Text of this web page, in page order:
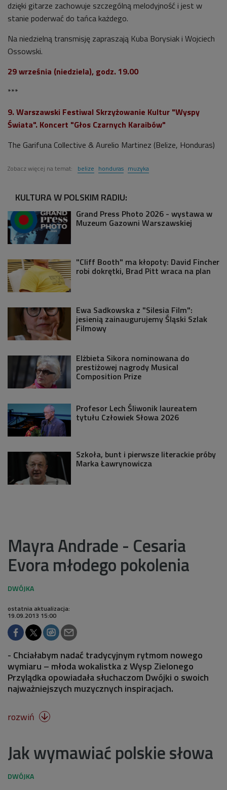
dzięki gitarze zachowuje szczególną melodyjność i jest w
stanie poderwać do tańca każdego.
Na niedzielną transmisję zapraszają Kuba Borysiak i Wojciech
Ossowski.
29 września (niedziela), godz. 19.00
***
9. Warszawski Festiwal Skrzyżowanie Kultur "Wyspy
Świata". Koncert "Głos Czarnych Karaibów"
The Garifuna Collective & Aurelio Martinez (Belize, Honduras)
Zobacz więcej na temat: belize honduras muzyka
KULTURA W POLSKIM RADIU:
Grand Press Photo 2026 - wystawa w
Muzeum Gazowni Warszawskiej
"Cliff Booth" ma kłopoty: David Fincher
robi dokrętki, Brad Pitt wraca na plan
Ewa Sadkowska z "Silesia Film":
jesienią zainaugurujemy Śląski Szlak
Filmowy
Elżbieta Sikora nominowana do
prestiżowej nagrody Musical
Composition Prize
Profesor Lech Śliwonik laureatem
tytułu Człowiek Słowa 2026
Szkoła, bunt i pierwsze literackie próby
Marka Ławrynowicza
Mayra Andrade - Cesaria
Evora młodego pokolenia
ostatnia aktualizacja:
19.09.2013 15:00
- Chciałabym nadać tradycyjnym rytmom nowego
wymiaru – młoda wokalistka z Wysp Zielonego
Przylądka opowiadała słuchaczom Dwójki o swoich
najważniejszych muzycznych inspiracjach.
rozwiń 
Jak wymawiać polskie słowa